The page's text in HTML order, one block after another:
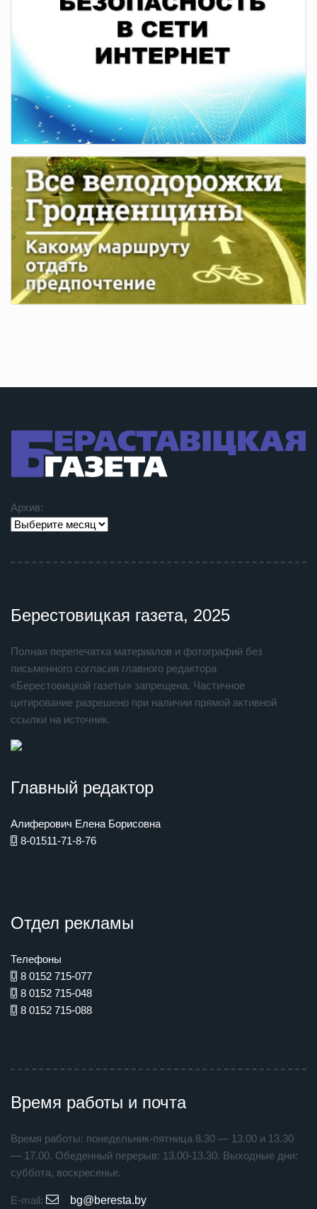
Архив:
Берестовицкая газета, 2025
Полная перепечатка материалов и фотографий без
письменного согласия главного редактора
«Берестовицкой газеты» запрещена. Частичное
цитирование разрешено при наличии прямой активной
ссылки на источник.
Главный редактор
Алиферович Елена Борисовна
8-01511-71-8-76
Отдел рекламы
Телефоны
8 0152 715-077
8 0152 715-048
8 0152 715-088
Время работы и почта
Время работы: понедельник-пятница 8.30 — 13.00 и 13.30
— 17.00. Обеденный перерыв: 13.00-13.30. Выходные дни:
суббота, воскресенье.
E-mail: bg@beresta.by